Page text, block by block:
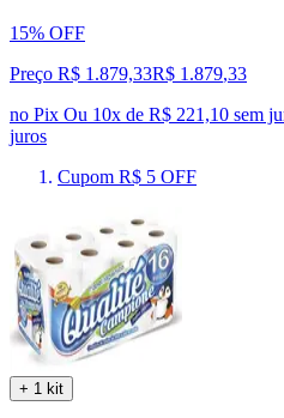
15% OFF
Preço R$ 1.879,33R$ 1.879,33
no Pix Ou 10x de R$ 221,10 sem
juros
Cupom R$ 5 OFF
+ 1 kit